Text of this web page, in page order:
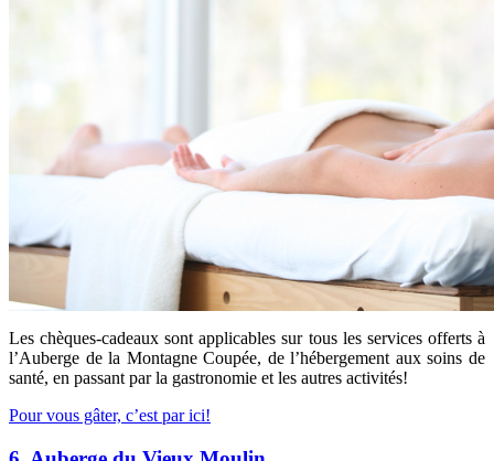
Les chèques-cadeaux sont applicables sur tous les services offerts à
l’Auberge de la Montagne Coupée, de l’hébergement aux soins de
santé, en passant par la gastronomie et les autres activités!
Pour vous gâter, c’est par ici!